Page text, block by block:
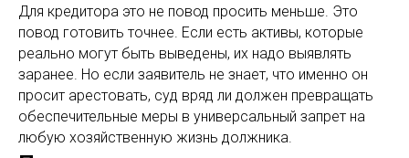
Для кредитора это не повод просить меньше. Это
повод готовить точнее. Если есть активы, которые
реально могут быть выведены, их надо выявлять
заранее. Но если заявитель не знает, что именно он
просит арестовать, суд вряд ли должен превращать
обеспечительные меры в универсальный запрет на
любую хозяйственную жизнь должника.